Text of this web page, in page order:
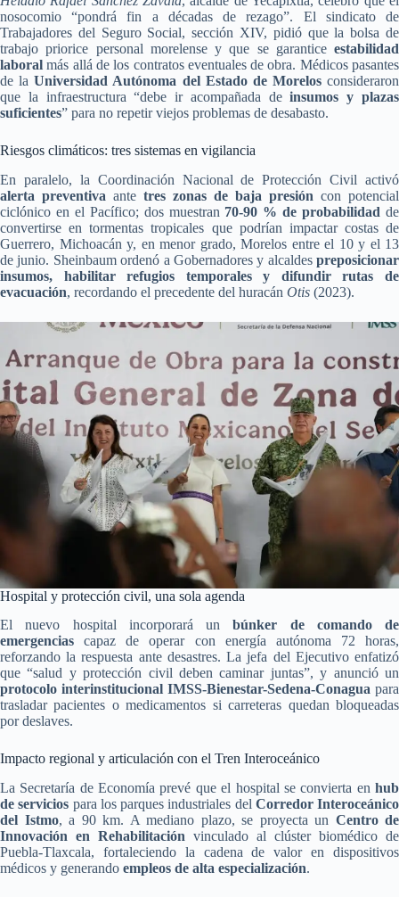
nosocomio “pondrá fin a décadas de rezago”. El sindicato de
Trabajadores del Seguro Social, sección XIV, pidió que la bolsa de
trabajo priorice personal morelense y que se garantice estabilidad
laboral más allá de los contratos eventuales de obra. Médicos pasantes
de laUniversidad Autónoma del Estado de Morelosconsideraron
que la infraestructura “debe ir acompañada deinsumos y plazas
suficientes” para no repetir viejos problemas de desabasto.
Riesgos climáticos: tres sistemas en vigilancia
En paralelo, la Coordinación Nacional de Protección Civil activó
alerta preventiva ante tres zonas de baja presión con potencial
ciclónico en el Pacífico; dos muestran 70-90 % de probabilidad de
convertirse en tormentas tropicales que podrían impactar costas de
Guerrero, Michoacán y, en menor grado, Morelos entre el 10 y el 13
de junio. Sheinbaum ordenó a Gobernadores y alcaldes preposicionar
insumos, habilitar refugios temporales y difundir rutas de
evacuación, recordando el precedente del huracán Otis (2023).
Hospital y protección civil, una sola agenda
El nuevo hospital incorporará unbúnker de comando de
emergencias capaz de operar con energía autónoma 72 horas,
reforzando la respuesta ante desastres. La jefa del Ejecutivo enfatizó
que “salud y protección civil deben caminar juntas”, y anunció un
protocolo interinstitucional IMSS-Bienestar-Sedena-Conagua para
trasladar pacientes o medicamentos si carreteras quedan bloqueadas
por deslaves.
Impacto regional y articulación con el Tren Interoceánico
La Secretaría de Economía prevé que el hospital se convierta en hub
de servicios para los parques industriales del Corredor Interoceánico
del Istmo, a 90 km. A mediano plazo, se proyecta un Centro de
Innovación en Rehabilitación vinculado al clúster biomédico de
Puebla-Tlaxcala, fortaleciendo la cadena de valor en dispositivos
médicos y generando empleos de alta especialización.